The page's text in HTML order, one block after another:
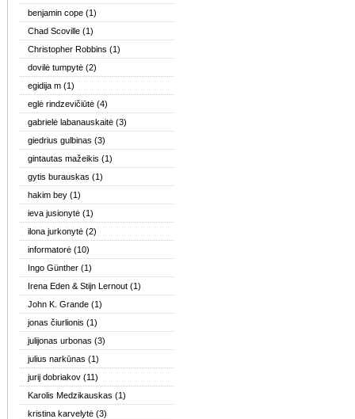
benjamin cope (1)
Chad Scoville (1)
Christopher Robbins (1)
dovilė tumpytė (2)
egidija m (1)
eglė rindzevičiūtė (4)
gabrielė labanauskaitė (3)
giedrius gulbinas (3)
gintautas mažeikis (1)
gytis burauskas (1)
hakim bey (1)
ieva jusionytė (1)
ilona jurkonytė (2)
informatorė (10)
Ingo Günther (1)
Irena Eden & Stijn Lernout (1)
John K. Grande (1)
jonas čiurlionis (1)
julijonas urbonas (3)
julius narkūnas (1)
jurij dobriakov (11)
Karolis Medzikauskas (1)
kristina karvelytė (3)